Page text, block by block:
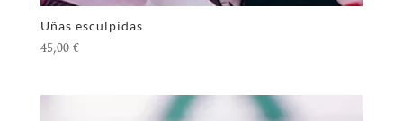
Uñas esculpidas
45,00€